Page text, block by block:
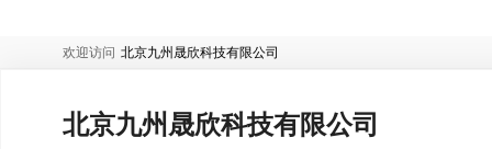
欢迎访问 北京九州晟欣科技有限公司
北京九州晟欣科技有限公司